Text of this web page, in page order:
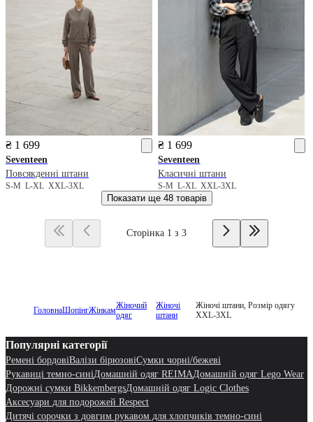
₴ 1 699
Seventeen
Повсякденні штани
S-M L-XL XXL-3XL
₴ 1 699
Seventeen
Класичні штани
S-ML-XLXXL-3XL
Показати ще 48 товарів
Сторінка 1 з 3
ГоловнаШопінгЖінкамЖіночий
одяг
Жіночі
штани
Жіночі штани, Розмір одягу
XXL-3XL
Популярні категорії
Ремені бордовіВалізи бірюзовіСумки чорні/бежеві
Рукавиці темно-синіДомашній одяг REIMAДомашній одяг Lego Wear
Дорожні сумки BikkembergsДомашній одяг Logic Clothes
Аксесуари для подорожей Respect
Дитячі сорочки з довгим рукавом для хлопчиків темно-сині